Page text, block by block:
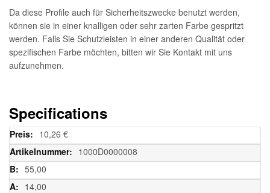
Da diese Profile auch für Sicherheitszwecke benutzt werden,
können sie in einer knalligen oder sehr zarten Farbe gespritzt
werden. Falls Sie Schutzleisten in einer anderen Qualität oder
spezifischen Farbe möchten, bitten wir Sie Kontakt mit uns
aufzunehmen.
Specifications
Weitere
Informationen
10,26 €
1000D0000008
55,00
14,00